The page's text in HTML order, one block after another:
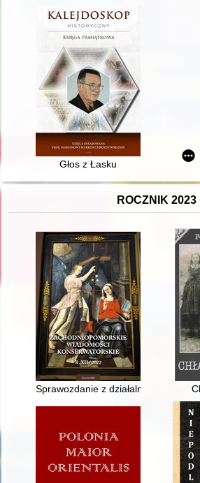
Głos z Łasku
ROCZNIK 2023
Sprawozdanie z działalności